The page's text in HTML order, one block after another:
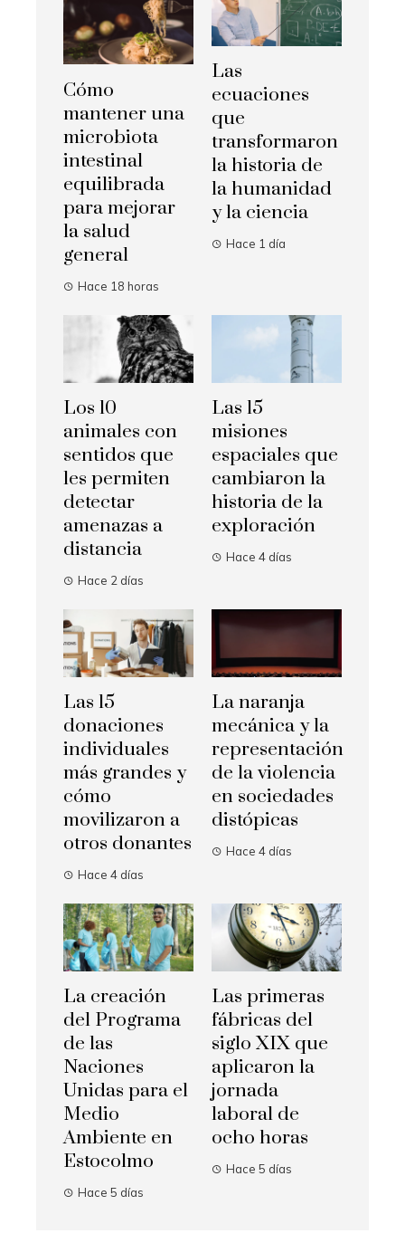
Cómo
mantener una
microbiota
intestinal
equilibrada
para mejorar
la salud
general
Hace 18 horas
Las
ecuaciones
que
transformaron
la historia de
la humanidad
y la ciencia
Hace 1 día
Los 10
animales con
sentidos que
les permiten
detectar
amenazas a
distancia
Hace 2 días
Las 15
misiones
espaciales que
cambiaron la
historia de la
exploración
Hace 4 días
Las 15
donaciones
individuales
más grandes y
cómo
movilizaron a
otros donantes
Hace 4 días
La naranja
mecánica y la
representación
de la violencia
en sociedades
distópicas
Hace 4 días
La creación
del Programa
de las
Naciones
Unidas para el
Medio
Ambiente en
Estocolmo
Hace 5 días
Las primeras
fábricas del
siglo XIX que
aplicaron la
jornada
laboral de
ocho horas
Hace 5 días